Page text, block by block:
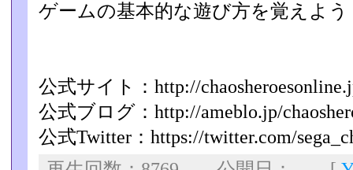
ゲームの基本的な遊び方を覚えよう
公式サイト：http://
公式ブログ：http://ameblo.jp/
公式Twitter：https://twitter.com/